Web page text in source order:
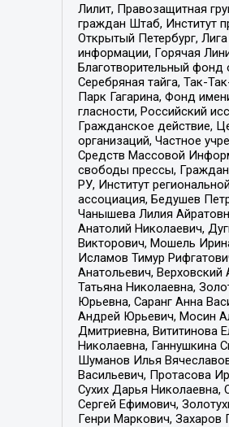
Лилит, Правозащитная
граждан Штаб, Институт
Открытый Петербург,
информации, Горячая
Благотворительный
Серебряная тайга, Так-
Парк Гагарина, Фонд
гласности, Российский
Гражданское действие,
организаций, Частное
Средств Массовой
свободы прессы,
РУ, Институт
ассоциация, Бедушев
Чанышева Лилия
Анатолий Николаевич,
Викторович, Мошель
Исламов Тимур
Анатольевич,
Татьяна Николаевна,
Юрьевна, Саранг Анна
Андрей Юрьевич, Мосин
Дмитриевна, Вититинова
Николаевна, Ганнушкина
Шуманов Илья
Васильевич, Протасова
Сухих Дарья Николаевна,
Сергей Ефимович,
Генри Маркович, Захаров